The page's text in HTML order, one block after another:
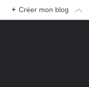
+ Créer mon blog